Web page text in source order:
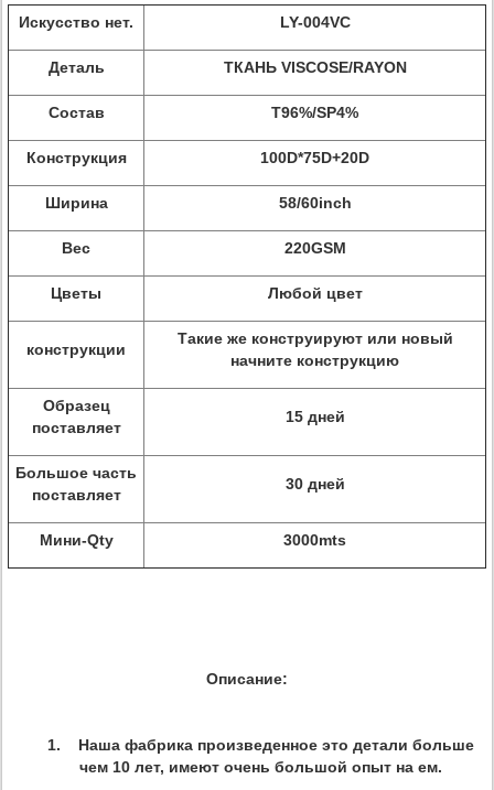
Искусство нет. LY-004VC
Деталь ТКАНЬ VISCOSE/RAYON
Состав T96%/SP4%
Конструкция 100D*75D+20D
Ширина 58/60inch
Вес 220GSM
Цветы Любой цвет
конструкции
Такие же конструируют или новый
начните конструкцию
Образец
поставляет
15 дней
Большое часть
поставляет
30 дней
Мини-Qty 3000mts
Описание:
1. Наша фабрика произведенное это детали больше
чем 10 лет, имеют очень большой опыт на ем.